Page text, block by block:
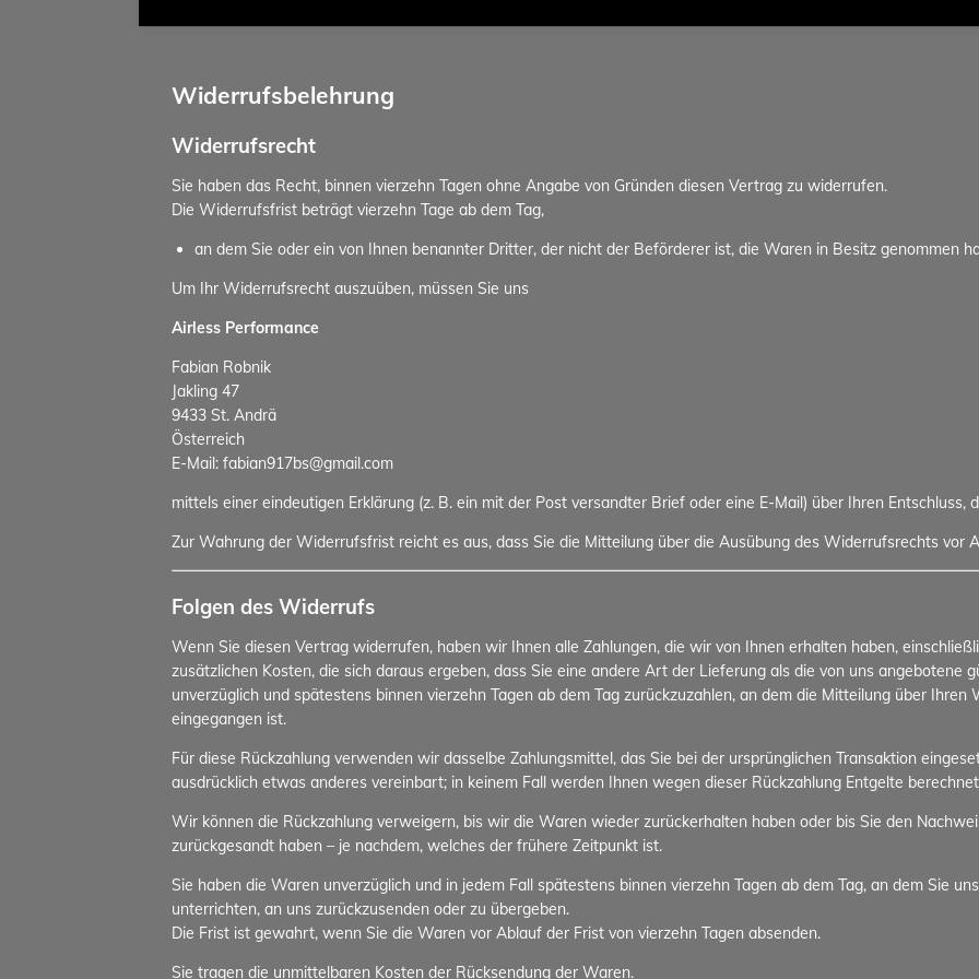
Widerrufsbelehrung
Widerrufsrecht
Sie haben das Recht, binnen vierzehn Tagen ohne Angabe von Gründen diesen Vertrag zu widerrufen.
Die Widerrufsfrist beträgt vierzehn Tage ab dem Tag,
an dem Sie oder ein von Ihnen benannter Dritter, der nicht der Beförderer ist, die Waren in Besitz genommen
Um Ihr Widerrufsrecht auszuüben, müssen Sie uns
Airless Performance
Fabian Robnik
Jakling 47
9433 St. Andrä
Österreich
E-Mail: fabian917bs@gmail.com
mittels einer eindeutigen Erklärung (z. B. ein mit der Post versandter Brief oder eine E-Mail) über Ihren
Zur Wahrung der Widerrufsfrist reicht es aus, dass Sie die Mitteilung über die Ausübung des Widerrufsrechts vor
Folgen des Widerrufs
Wenn Sie diesen Vertrag widerrufen, haben wir Ihnen alle Zahlungen, die wir von Ihnen erhalten haben,
zusätzlichen Kosten, die sich daraus ergeben, dass Sie eine andere Art der Lieferung als die von uns angebotene
unverzüglich und spätestens binnen vierzehn Tagen ab dem Tag zurückzuzahlen, an dem die Mitteilung über
eingegangen ist.
Für diese Rückzahlung verwenden wir dasselbe Zahlungsmittel, das Sie bei der ursprünglichen Transaktion
ausdrücklich etwas anderes vereinbart; in keinem Fall werden Ihnen wegen dieser Rückzahlung Entgelte
Wir können die Rückzahlung verweigern, bis wir die Waren wieder zurückerhalten haben oder bis Sie den
zurückgesandt haben – je nachdem, welches der frühere Zeitpunkt ist.
Sie haben die Waren unverzüglich und in jedem Fall spätestens binnen vierzehn Tagen ab dem Tag, an dem Sie
unterrichten, an uns zurückzusenden oder zu übergeben.
Die Frist ist gewahrt, wenn Sie die Waren vor Ablauf der Frist von vierzehn Tagen absenden.
Sie tragen die unmittelbaren Kosten der Rücksendung der Waren.